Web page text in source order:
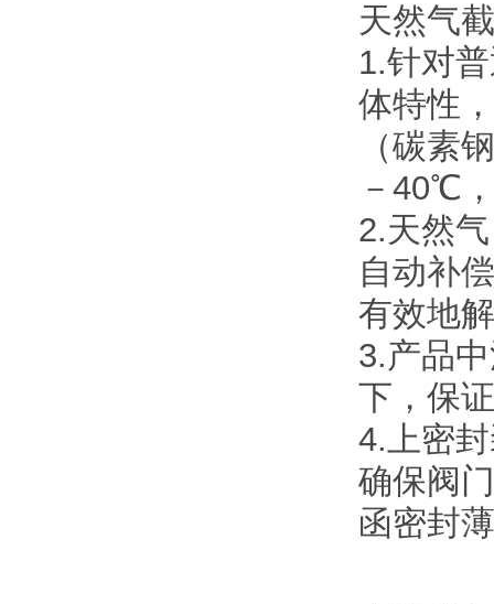
天然气
1.针对
体特性
（碳素
－40℃
2.天然
自动补
有效地
3.产品
下，保
4.上密
确保阀
函密封